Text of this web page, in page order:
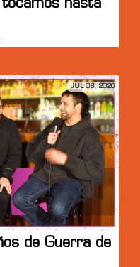
hasta
JUL 08, 2026
de Guerra de